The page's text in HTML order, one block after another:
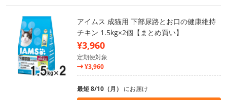
アイムス 成猫用 下部尿路とお口の健康維持
チキン 1.5kg×2個【まとめ買い】
¥3,960
定期便対象
¥3,960
最短 8/10（月） にお届け